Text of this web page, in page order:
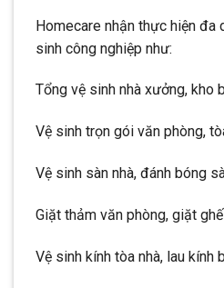
Homecare nhận thực hiện đa
sinh công nghiệp như:
Tổng vệ sinh nhà xưởng, kho
Vệ sinh trọn gói văn phòng,
Vệ sinh sàn nhà, đánh bóng
Giặt thảm văn phòng, giặt
Vệ sinh kính tòa nhà, lau kính